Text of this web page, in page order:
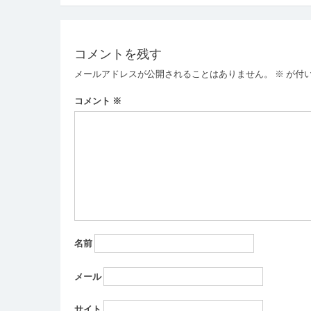
ビ
ゲ
ー
シ
コメントを残す
メールアドレスが公開されることはありません。 ※ が付
コメント ※
名前
メール